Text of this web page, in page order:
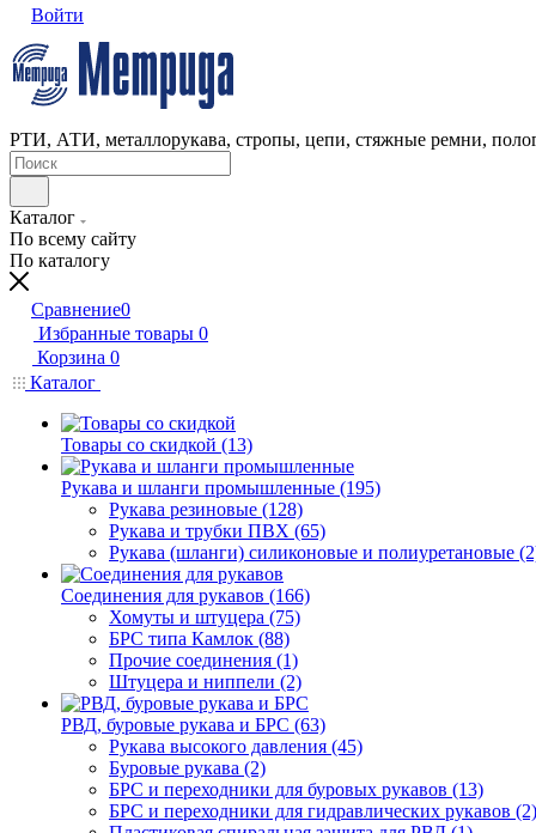
Войти
РТИ, АТИ, металлорукава, стропы, цепи, стяжные ремни,
Каталог
По всему сайту
По каталогу
Сравнение0
Избранные товары 0
Корзина 0
Каталог
Товары со скидкой (13)
Рукава и шланги промышленные (195)
Рукава резиновые (128)
Рукава и трубки ПВХ (65)
Рукава (шланги) силиконовые и полиуретановые
Соединения для рукавов (166)
Хомуты и штуцера (75)
БРС типа Камлок (88)
Прочие соединения (1)
Штуцера и ниппели (2)
РВД, буровые рукава и БРС (63)
Рукава высокого давления (45)
Буровые рукава (2)
БРС и переходники для буровых рукавов (13)
БРС и переходники для гидравлических рукавов (2)